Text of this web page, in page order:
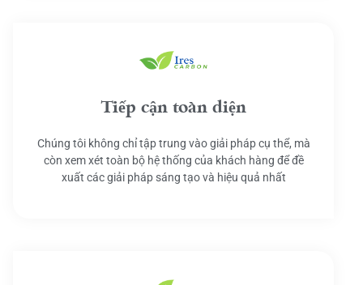
Tiếp cận toàn diện
Chúng tôi không chỉ tập trung vào giải pháp cụ thể, mà
còn xem xét toàn bộ hệ thống của khách hàng để đề
xuất các giải pháp sáng tạo và hiệu quả nhất